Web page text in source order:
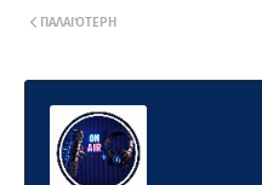
ΠΑΛΑΙΌΤΕΡΗ